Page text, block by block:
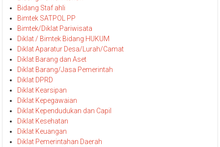
Bidang Staf ahli
Bimtek SATPOL PP
Bimtek/Diklat Pariwisata
Diklat / Bimtek Bidang HUKUM
Diklat Aparatur Desa/Lurah/Camat
Diklat Barang dan Aset
Diklat Barang/Jasa Pemerintah
Diklat DPRD
Diklat Kearsipan
Diklat Kepegawaian
Diklat Kependudukan dan Capil
Diklat Kesehatan
Diklat Keuangan
Diklat Pemerintahan Daerah